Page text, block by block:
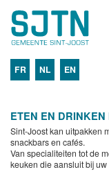
FR NL EN
ETEN EN DRINKEN
Sint-Joost kan uitpakken
snackbars en cafés.
Van specialiteiten tot de
keuken die aansluit bij